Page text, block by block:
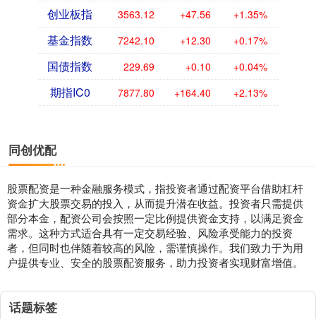
创业板指 3563.12 +47.56 +1.35%
基金指数 7242.10 +12.30 +0.17%
国债指数 229.69 +0.10 +0.04%
期指IC0 7877.80 +164.40 +2.13%
同创优配
股票配资是一种金融服务模式，指投资者通过配资平台借助杠杆
资金扩大股票交易的投入，从而提升潜在收益。投资者只需提供
部分本金，配资公司会按照一定比例提供资金支持，以满足资金
需求。这种方式适合具有一定交易经验、风险承受能力的投资
者，但同时也伴随着较高的风险，需谨慎操作。我们致力于为用
户提供专业、安全的股票配资服务，助力投资者实现财富增值。
话题标签